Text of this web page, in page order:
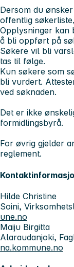
Dersom du
offentlig
Opplysninger kan
å bli oppført på
Søkere vil bli
tas til følge.
Kun søkere som
bli vurdert.
ved søknaden.
Det er ikke
formidlingsbyrå.
For øvrig gjelder
reglement.
Hilde Christine
Soini,
une.no
Maiju Birgitta
Alaraudanjoki,
na.kommune.no